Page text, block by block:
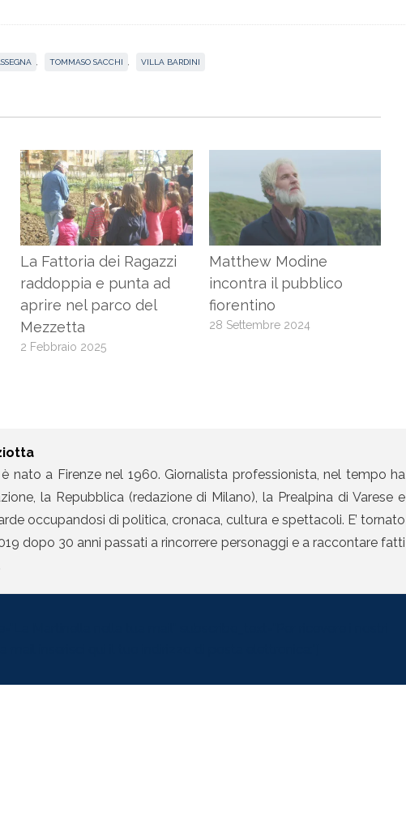
TOMMASO SACCHI VILLA BARDINI
La Fattoria dei Ragazzi
raddoppia e punta ad
aprire nel parco del
Mezzetta
2 Febbraio 2025
Matthew Modine
incontra il pubblico
fiorentino
28 Settembre 2024
nato a Firenze nel 1960. Giornalista professionista, nel tempo ha
la Repubblica (redazione di Milano), la Prealpina di Varese e
occupandosi di politica, cronaca, cultura e spettacoli. E’ tornato
dopo 30 anni passati a rincorrere personaggi e a raccontare fatti